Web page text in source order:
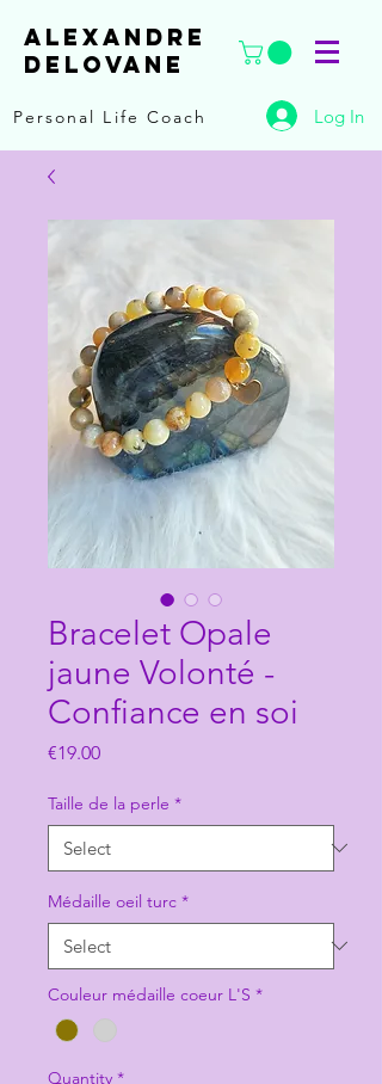
ALEXANDRE
DELOVANE
Personal Life Coach Log In
Bracelet Opale
jaune Volonté -
Confiance en soi
€19.00Price
Taille de la perle *
Médaille oeil turc *
Couleur médaille coeur L'S *
Quantity *